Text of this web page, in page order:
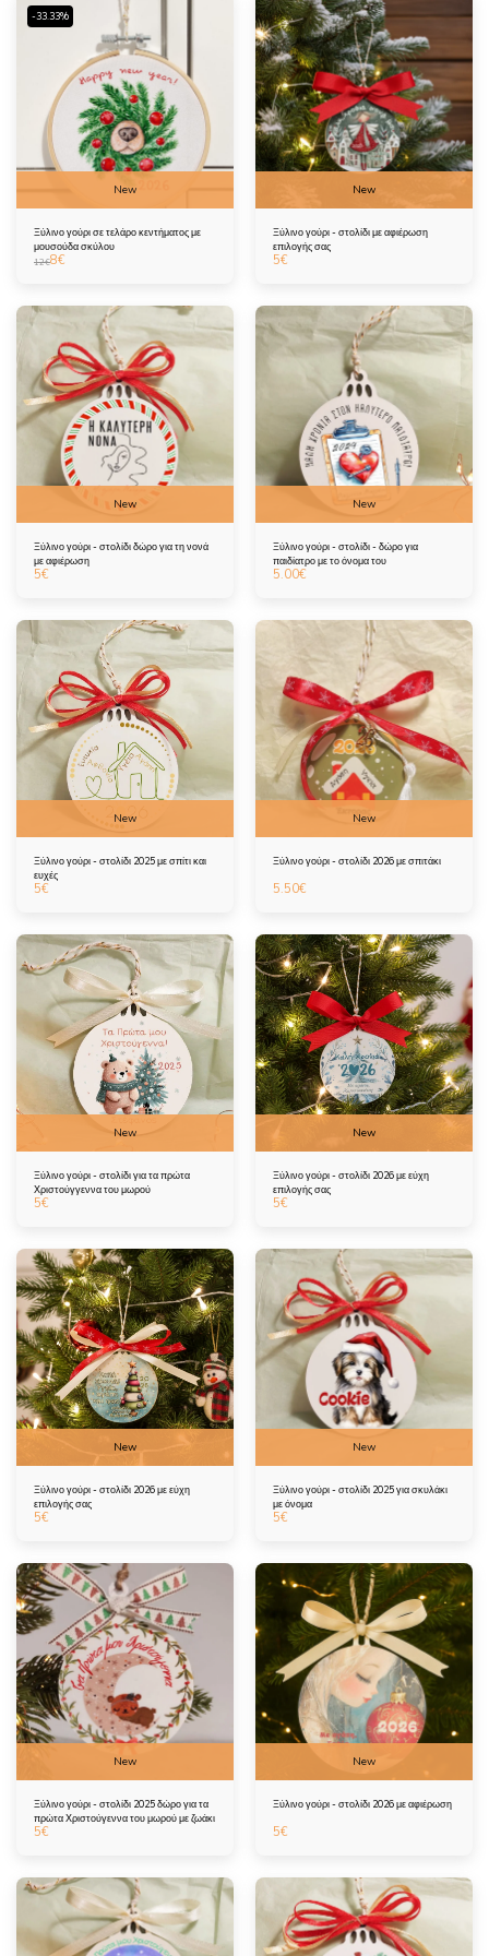
New
-33.33%
Ξύλινο γούρι σε τελάρο κεντήματος με
μουσούδα σκύλου
12€8€
New
Ξύλινο γούρι - στολίδι με αφιέρωση
επιλογής σας
5€
New
Ξύλινο γούρι - στολίδι δώρο για τη νονά
με αφιέρωση
5€
New
Ξύλινο γούρι - στολίδι - δώρο για
παιδίατρο με το όνομα του
5.00€
New
Ξύλινο γούρι - στολίδι 2025 με σπίτι και
ευχές
5€
New
Ξύλινο γούρι - στολίδι 2026 με σπιτάκι
5.50€
New
Ξύλινο γούρι - στολίδι για τα πρώτα
Χριστούγγεννα του μωρού
5€
New
Ξύλινο γούρι - στολίδι 2026 με εύχη
επιλογής σας
5€
New
Ξύλινο γούρι - στολίδι 2026 με εύχη
επιλογής σας
5€
New
Ξύλινο γούρι - στολίδι 2025 για σκυλάκι
με όνομα
5€
New
Ξύλινο γούρι - στολίδι 2025 δώρο για τα
πρώτα Χριστούγεννα του μωρού με ζωάκι
5€
New
Ξύλινο γούρι - στολίδι 2026 με αφιέρωση
5€